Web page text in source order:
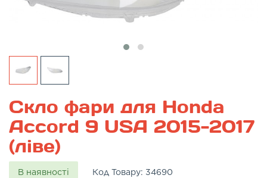
Скло фари для Honda
Accord 9 USA 2015-2017
(ліве)
В наявності Код Товару: 34690